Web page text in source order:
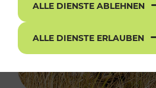
ALLE DIENSTE ABLEHNEN
ALLE DIENSTE ERLAUBEN